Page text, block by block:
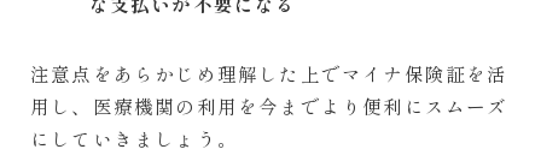
注意点をあらかじめ理解した上でマイナ保険証を活
用し、医療機関の利用を今までより便利にスムーズ
にしていきましょう。